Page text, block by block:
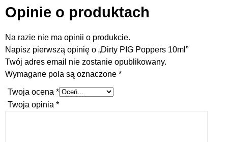
Opinie o produktach
Na razie nie ma opinii o produkcie.
Napisz pierwszą opinię o „Dirty PIG Poppers 10ml”
Twój adres email nie zostanie opublikowany.
Wymagane pola są oznaczone *
Twoja ocena *
Twoja opinia *